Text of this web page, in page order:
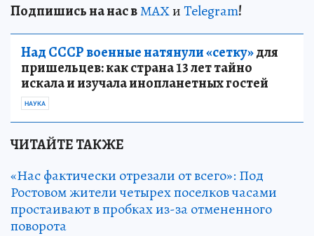
Подпишись на нас вМАХиTelegram!
Над СССР военные натянули «сетку»для
пришельцев: как страна 13 лет тайно
искала и изучала инопланетных гостей
НАУКА
ЧИТАЙТЕ ТАКЖЕ
«Нас фактически отрезали от всего»: Под
Ростовом жители четырех поселков часами
простаивают в пробках из-за отмененного
поворота